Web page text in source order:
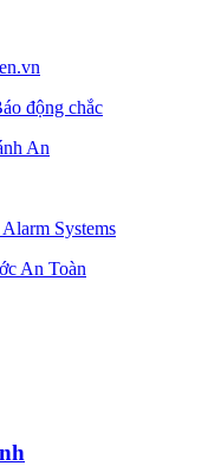
động chắc
An
Systems
An Toàn